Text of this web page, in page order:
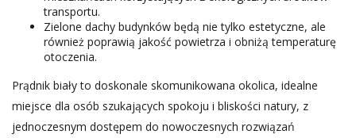
transportu.
Zielone dachy budynków będą nie tylko estetyczne, ale
również poprawią jakość powietrza i obniżą temperaturę
otoczenia.
Prądnik biały to doskonale skomunikowana okolica, idealne
miejsce dla osób szukających spokoju i bliskości natury, z
jednoczesnym dostępem do nowoczesnych rozwiązań